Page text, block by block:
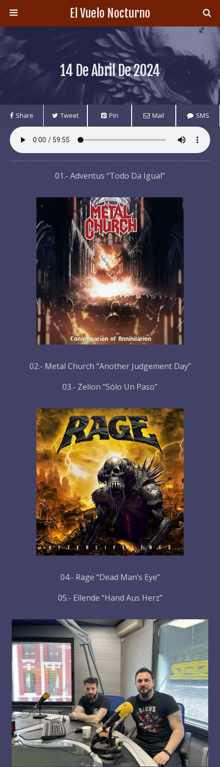
El Vuelo Nocturno
14 De Abril De 2024
Share Tweet Pin Mail SMS
01.- Adventus “Todo Da Igual”
02.- Metal Church “Another Judgement Day”
03.- Zelion “Sólo Un Paso”
04.- Rage “Dead Man’s Eye”
05.- Ellende “Hand Aus Herz”